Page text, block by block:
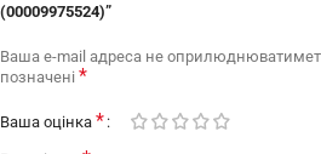
(00009975524)”
Ваша e-mail адреса не
позначені *
Ваша оцінка *